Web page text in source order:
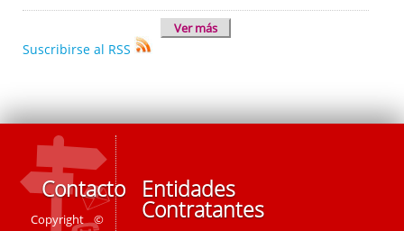
Ver más
Suscribirse al RSS
Contacto
Copyright ©
Entidades
Contratantes